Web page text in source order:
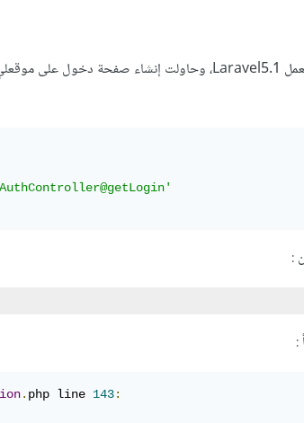
:
:
. php line 143: